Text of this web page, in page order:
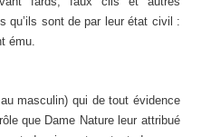
qu’ils sont de par leur état civil :
ému.
:
masculin) qui de tout évidence
que Dame Nature leur attribué